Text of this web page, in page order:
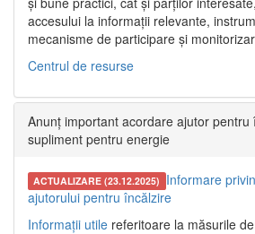
accesului la informații relevante,
mecanisme de participare și
Centrul de resurse
Anunț important acordare ajutor pentru
supliment pentru energie
ACTUALIZARE (23.12.2025) Informare
ajutorului pentru încălzire
Informații utile referitoare la măsurile